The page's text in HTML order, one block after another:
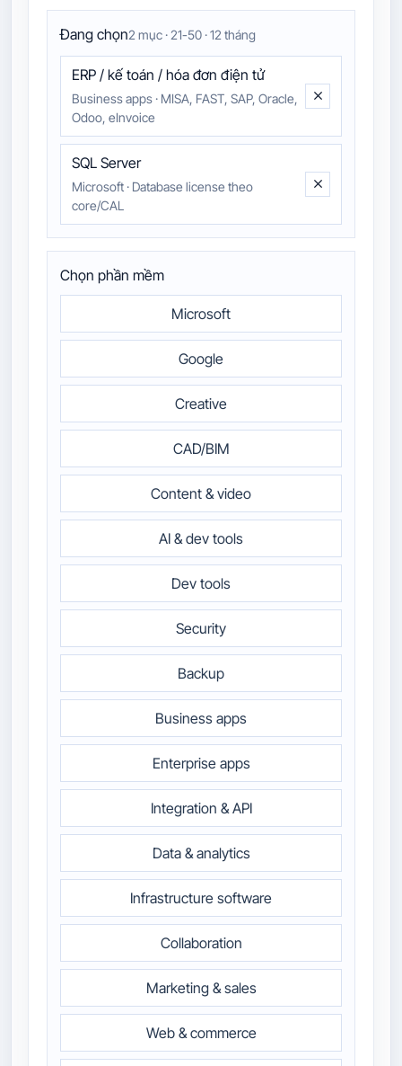
Đang chọn2 mục · 21-50 · 12 tháng
ERP / kế toán / hóa đơn điện tử
Business apps · MISA, FAST, SAP, Oracle,
Odoo, eInvoice
SQL Server
Microsoft · Database license theo
core/CAL
Chọn phần mềm
Microsoft
Google
Creative
CAD/BIM
Content & video
AI & dev tools
Dev tools
Security
Backup
Business apps
Enterprise apps
Integration & API
Data & analytics
Infrastructure software
Collaboration
Marketing & sales
Web & commerce